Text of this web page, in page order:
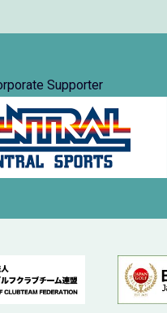
Supporter